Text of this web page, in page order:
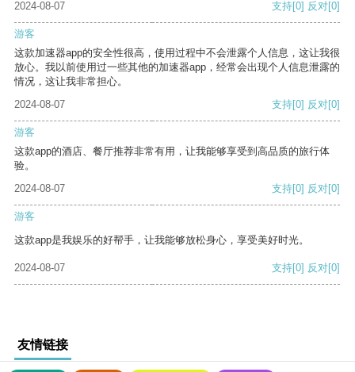
2024-08-07
支持[0] 反对[0]
游客
这款加速器app的安全性很高，使用过程中不会泄露个人信息，这让我很
放心。我以前使用过一些其他的加速器app，经常会出现个人信息泄露的
情况，这让我非常担心。
2024-08-07
支持[0] 反对[0]
游客
这款app的酒店、餐厅推荐非常有用，让我能够享受到高品质的旅行体
验。
2024-08-07
支持[0] 反对[0]
游客
这款app是我娱乐的好帮手，让我能够放松身心，享受美好时光。
2024-08-07 支持[0] 反对[0]
友情链接